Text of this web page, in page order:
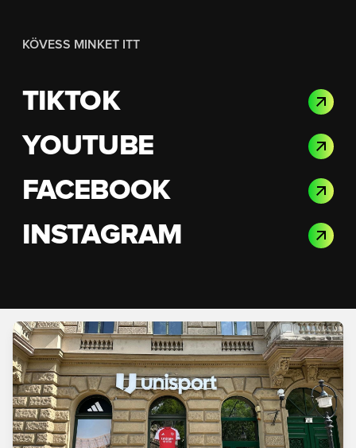
KÖVESS MINKET ITT
TIKTOK
YOUTUBE
FACEBOOK
INSTAGRAM